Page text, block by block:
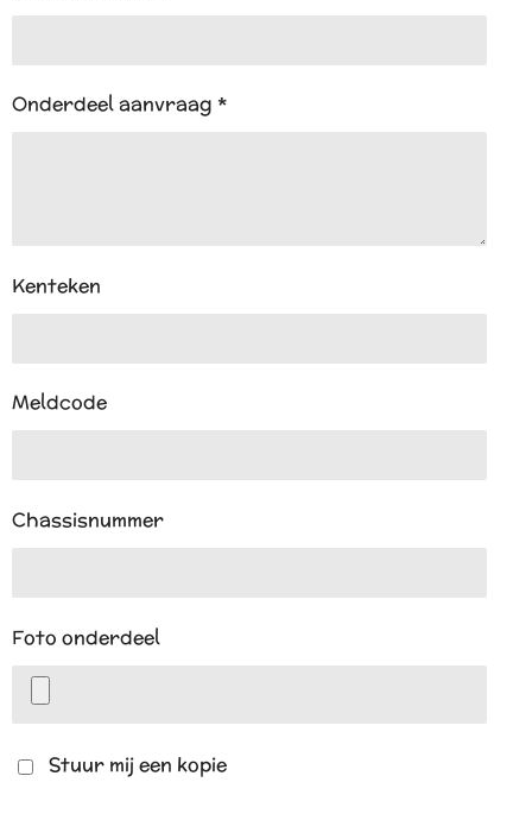
Onderdeel aanvraag *
Kenteken
Meldcode
Chassisnummer
Foto onderdeel
Stuur mij een kopie